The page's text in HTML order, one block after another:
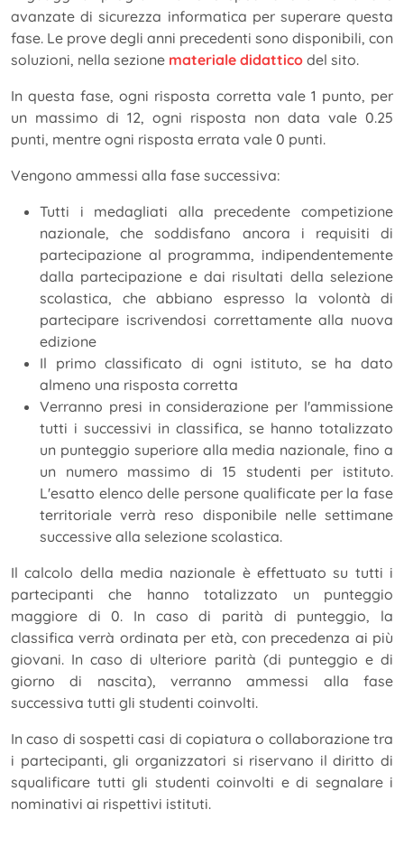
avanzate di sicurezza informatica per superare questa
fase. Le prove degli anni precedenti sono disponibili, con
soluzioni, nella sezione materiale didattico del sito.
In questa fase, ogni risposta corretta vale 1 punto, per
un massimo di 12, ogni risposta non data vale 0.25
punti, mentre ogni risposta errata vale 0 punti.
Vengono ammessi alla fase successiva:
Tutti i medagliati alla precedente competizione
nazionale, che soddisfano ancora i requisiti di
partecipazione al programma, indipendentemente
dalla partecipazione e dai risultati della selezione
scolastica, che abbiano espresso la volontà di
partecipare iscrivendosi correttamente alla nuova
edizione
Il primo classificato di ogni istituto, se ha dato
almeno una risposta corretta
Verranno presi in considerazione per l'ammissione
tutti i successivi in classifica, se hanno totalizzato
un punteggio superiore alla media nazionale, fino a
un numero massimo di 15 studenti per istituto.
L'esatto elenco delle persone qualificate per la fase
territoriale verrà reso disponibile nelle settimane
successive alla selezione scolastica.
Il calcolo della media nazionale è effettuato su tutti i
partecipanti che hanno totalizzato un punteggio
maggiore di 0. In caso di parità di punteggio, la
classifica verrà ordinata per età, con precedenza ai più
giovani. In caso di ulteriore parità (di punteggio e di
giorno di nascita), verranno ammessi alla fase
successiva tutti gli studenti coinvolti.
In caso di sospetti casi di copiatura o collaborazione tra
i partecipanti, gli organizzatori si riservano il diritto di
squalificare tutti gli studenti coinvolti e di segnalare i
nominativi ai rispettivi istituti.